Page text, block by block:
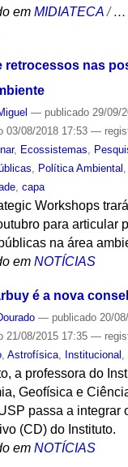
em MIDIATECA /
retrocessos nas
— publicado29/09/
03/08/2018 17:53 —
, Ecossistemas
Política Ambiental
, capa
Workshops
para articular
na área
em NOTÍCIAS
é a nova
— publicado20/
21/08/2015 17:35 —
, Astrofísica, Institucional ,
a professora do
Geofísica e
passa a integrar
(CD) do Instituto.
em NOTÍCIAS